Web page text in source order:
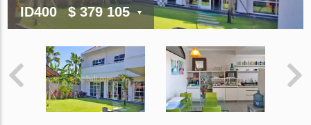
ID400 $ 379 105